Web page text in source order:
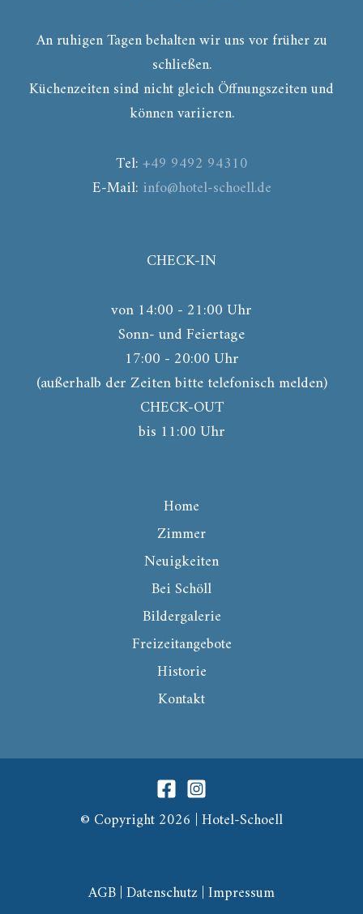
An ruhigen Tagen behalten wir uns vor früher zu
schließen.
Küchenzeiten sind nicht gleich Öffnungszeiten und
können variieren.
Tel:+49 9492 94310
E-Mail: info@hotel-schoell.de
CHECK-IN
von 14:00 - 21:00 Uhr
Sonn- und Feiertage
17:00 - 20:00 Uhr
(außerhalb der Zeiten bitte telefonisch melden)
CHECK-OUT
bis 11:00 Uhr
Home
Zimmer
Neuigkeiten
Bei Schöll
Bildergalerie
Freizeitangebote
Historie
Kontakt
© Copyright 2026 | Hotel-Schoell
AGB|Datenschutz|Impressum